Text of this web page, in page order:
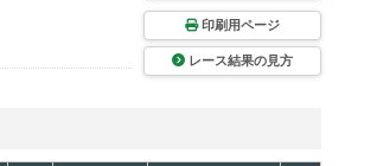
印刷用ページ
レース結果の見方